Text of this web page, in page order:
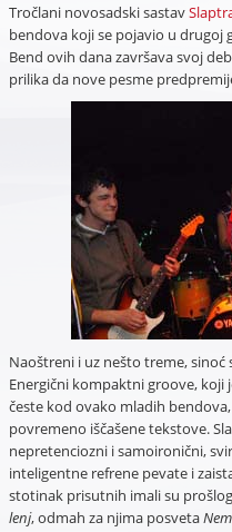
Tročlani novosadski sastav
bendova koji se pojavio u drugoj
Bend ovih dana završava svoj
prilika da nove pesme
Naoštreni i uz nešto treme,
Energični kompaktni groove, koji
česte kod ovako mladih
povremeno iščašene tekstove.
nepretenciozni i samoironični,
inteligentne refrene pevate i
stotinak prisutnih imali su
lenj, odmah za njima posveta